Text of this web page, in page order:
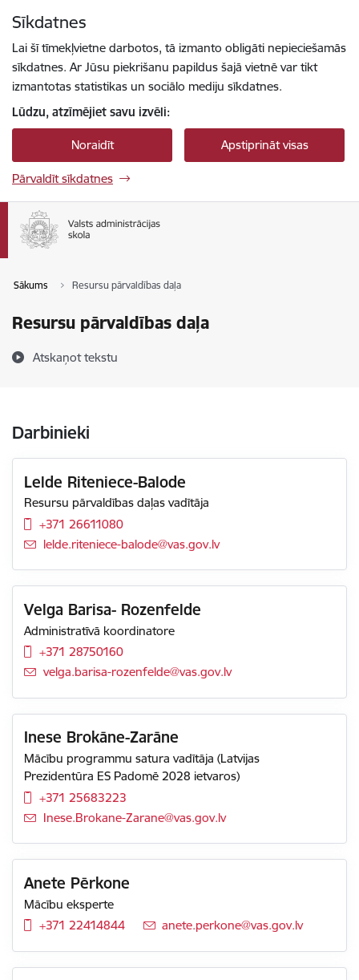
Sīkdatnes
Lai šī tīmekļvietne darbotos, tā izmanto obligāti nepieciešamās
sīkdatnes. Ar Jūsu piekrišanu papildus šajā vietnē var tikt
izmantotas statistikas un sociālo mediju sīkdatnes.
Lūdzu, atzīmējiet savu izvēli:
Noraidīt Apstiprināt visas
Pārvaldīt sīkdatnes
Sākums Resursu pārvaldības daļa
Resursu pārvaldības daļa
Atskaņot tekstu
Darbinieki
Lelde Riteniece-Balode
Resursu pārvaldības daļas vadītāja
+371 26611080
E-pasts:
lelde.riteniece-balode@vas.gov.lv
Velga Barisa- Rozenfelde
Administratīvā koordinatore
+371 28750160
E-pasts:
velga.barisa-rozenfelde@vas.gov.lv
Inese Brokāne-Zarāne
Mācību programmu satura vadītāja (Latvijas
Prezidentūra ES Padomē 2028 ietvaros)
+371 25683223
E-pasts:
Inese.Brokane-Zarane@vas.gov.lv
Anete Pērkone
Mācību eksperte
+371 22414844
E-pasts:
anete.perkone@vas.gov.lv